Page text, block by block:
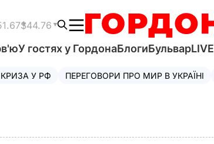
$44.76
У гостях у ГордонаБлогиБульварLIVE
У РФ ПЕРЕГОВОРИ ПРО МИР В УКРАЇНІ